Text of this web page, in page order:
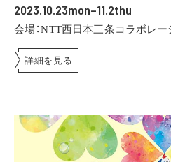
2023.10.23mon–11.2thu
会場：NTT西日本三条コラボレ
詳細を見る